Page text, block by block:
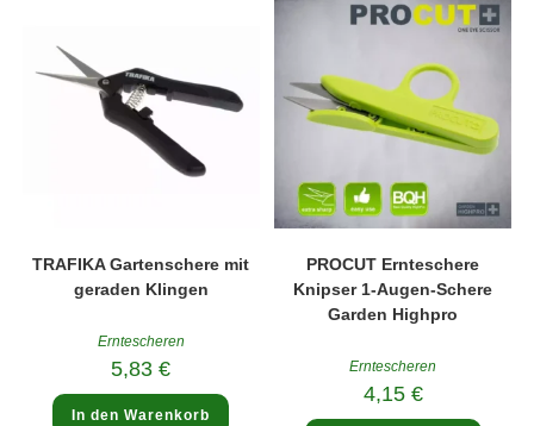
TRAFIKA Gartenschere mit
geraden Klingen
Erntescheren
5,83€
In den Warenkorb
PROCUT Ernteschere
Knipser 1-Augen-Schere
Garden Highpro
Erntescheren
4,15 €